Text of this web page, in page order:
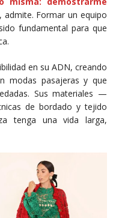
admite. Formar un equipo
fundamental para que
en su ADN, creando
modas pasajeras y que
Sus materiales —
de bordado y tejido
tenga una vida larga,